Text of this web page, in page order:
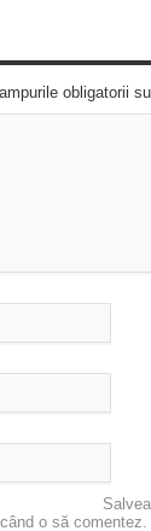
obligatorii
o să comentez.